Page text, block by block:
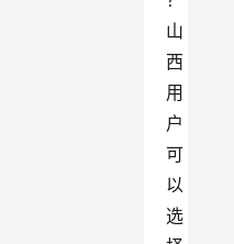
山
西
用
户
可
以
选